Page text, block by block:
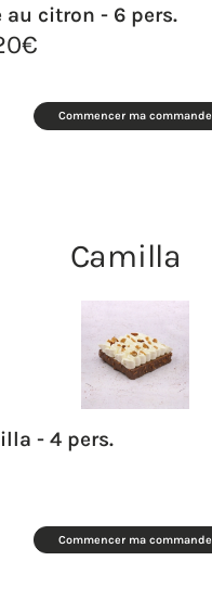
au citron - 6 pers.
€
Commencer ma commande
Camilla
- 4 pers.
Commencer ma commande